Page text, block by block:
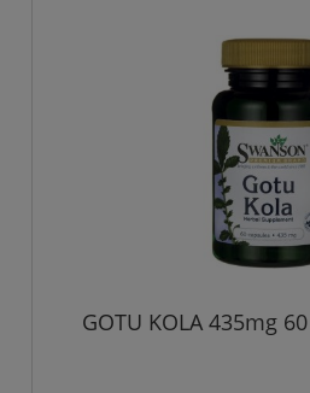
GOTU KOLA 435mg